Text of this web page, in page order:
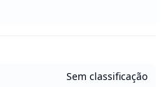
Sem classificação